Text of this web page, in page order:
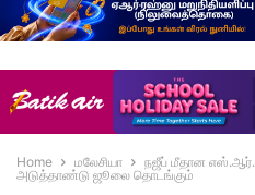
Home மலேசியா
நஜீப் மீதான
அடுத்தாண்டு ஜூலை தொடங்கும்